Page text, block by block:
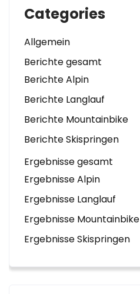
Categories
Allgemein
Berichte gesamt
Berichte Alpin
Berichte Langlauf
Berichte Mountainbike
Berichte Skispringen
Ergebnisse gesamt
Ergebnisse Alpin
Ergebnisse Langlauf
Ergebnisse Mountainbike
Ergebnisse Skispringen